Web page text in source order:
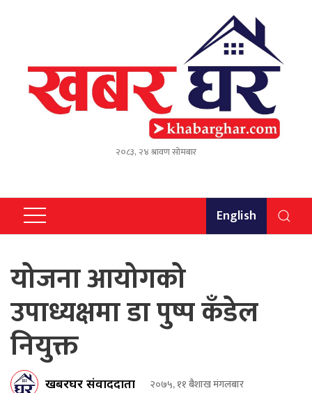
२०८३, २४ श्रावण सोमबार
English
योजना आयोगको
उपाध्यक्षमा डा पुष्प कँडेल
नियुक्त
खबरघर संवाददाता २०७५, ११ बैशाख मंगलबार